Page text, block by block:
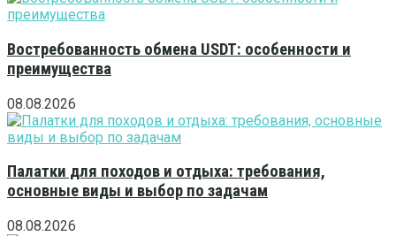
Востребованность обмена USDT: особенности и
преимущества
08.08.2026
Палатки для походов и отдыха: требования,
основные виды и выбор по задачам
08.08.2026